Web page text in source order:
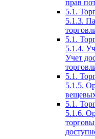
прав
5.1.
5.1.3.
5.1.
5.1.4.
Учет
5.1.
5.1.5.
5.1.
5.1.6.